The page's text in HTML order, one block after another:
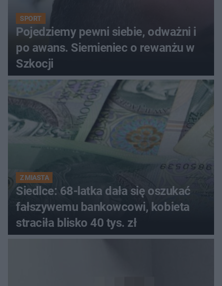
SPORT
Pojedziemy pewni siebie, odważni i
po awans. Siemieniec o rewanżu w
Szkocji
Z MIASTA
Siedlce: 68-latka dała się oszukać
fałszywemu bankowcowi, kobieta
straciła blisko 40 tys. zł